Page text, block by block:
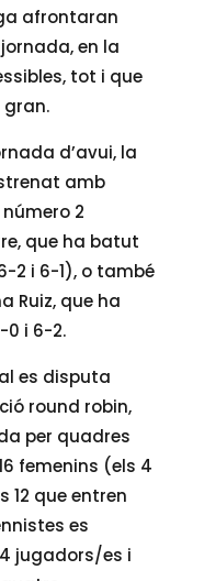
afrontaran
en la
tot i que
d’avui, la
amb
2
que ha batut
2 i 6-1), o també
Ruiz, que ha
0 i 6-2.
es disputa
round robin,
per quadres
femenins (els 4
12 que entren
es
jugadors/es i